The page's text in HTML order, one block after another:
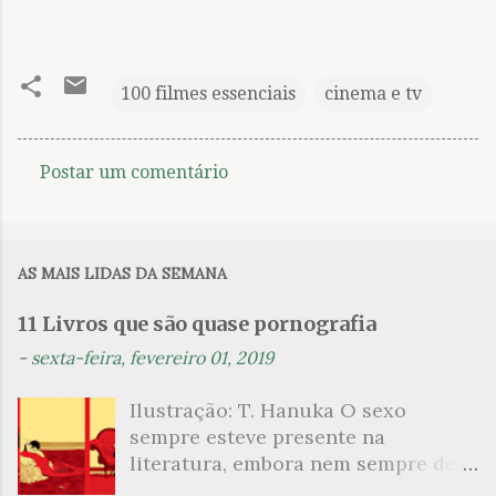
100 filmes essenciais cinema e tv
n
t
i
o
Postar um comentário
AS MAIS LIDAS DA SEMANA
11 Livros que são quase pornografia
- sexta-feira, fevereiro 01, 2019
Ilustração: T. Hanuka O sexo
sempre esteve presente na
literatura, embora nem sempre de